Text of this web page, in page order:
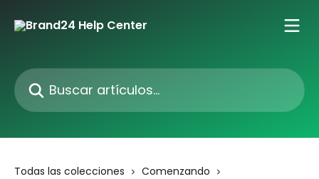
Buscar artículos...
Todas las colecciones
Comenzando